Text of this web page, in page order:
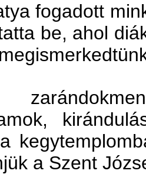
fogadott
be, ahol
a Szent